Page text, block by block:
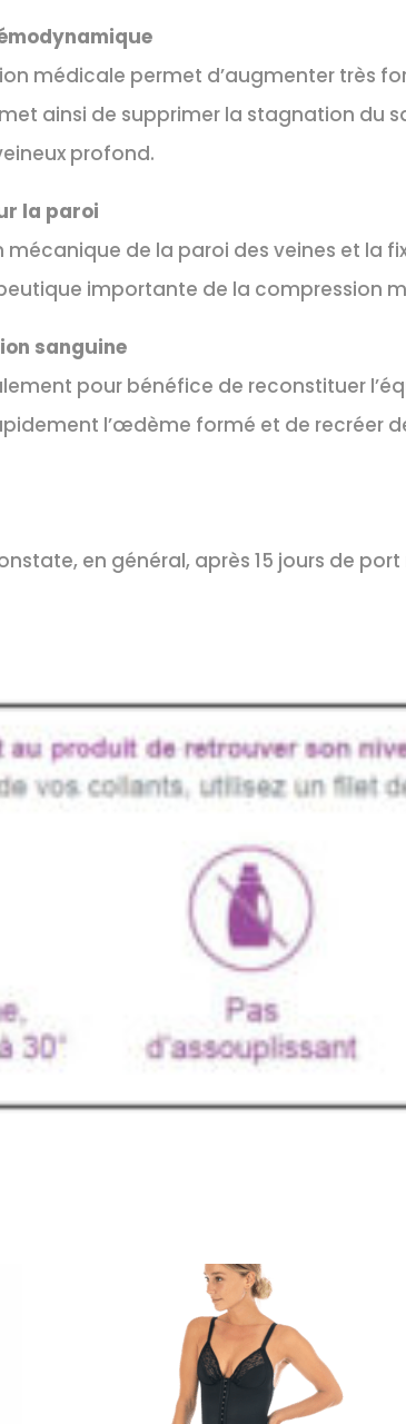
médicale permet d’augmenter très
ainsi de supprimer la stagnation du
profond.
la paroi
mécanique de la paroi des veines et la
importante de la compression
sanguine
pour bénéfice de reconstituer
l’œdème formé et de recréer
en général, après 15 jours de